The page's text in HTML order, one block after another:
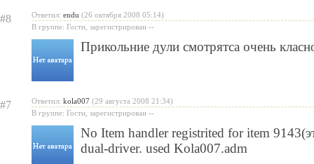
#8 Ответил: endu (26 октября 2008 05:14)
В группе: Гости, зарегистрирован --
Прикольние дули смотрятса очень
#7 Ответил: kola007 (29 августа 2008 21:34)
В группе: Гости, зарегистрирован --
No Item handler registrited for item
dual-driver. used Kola007.adm